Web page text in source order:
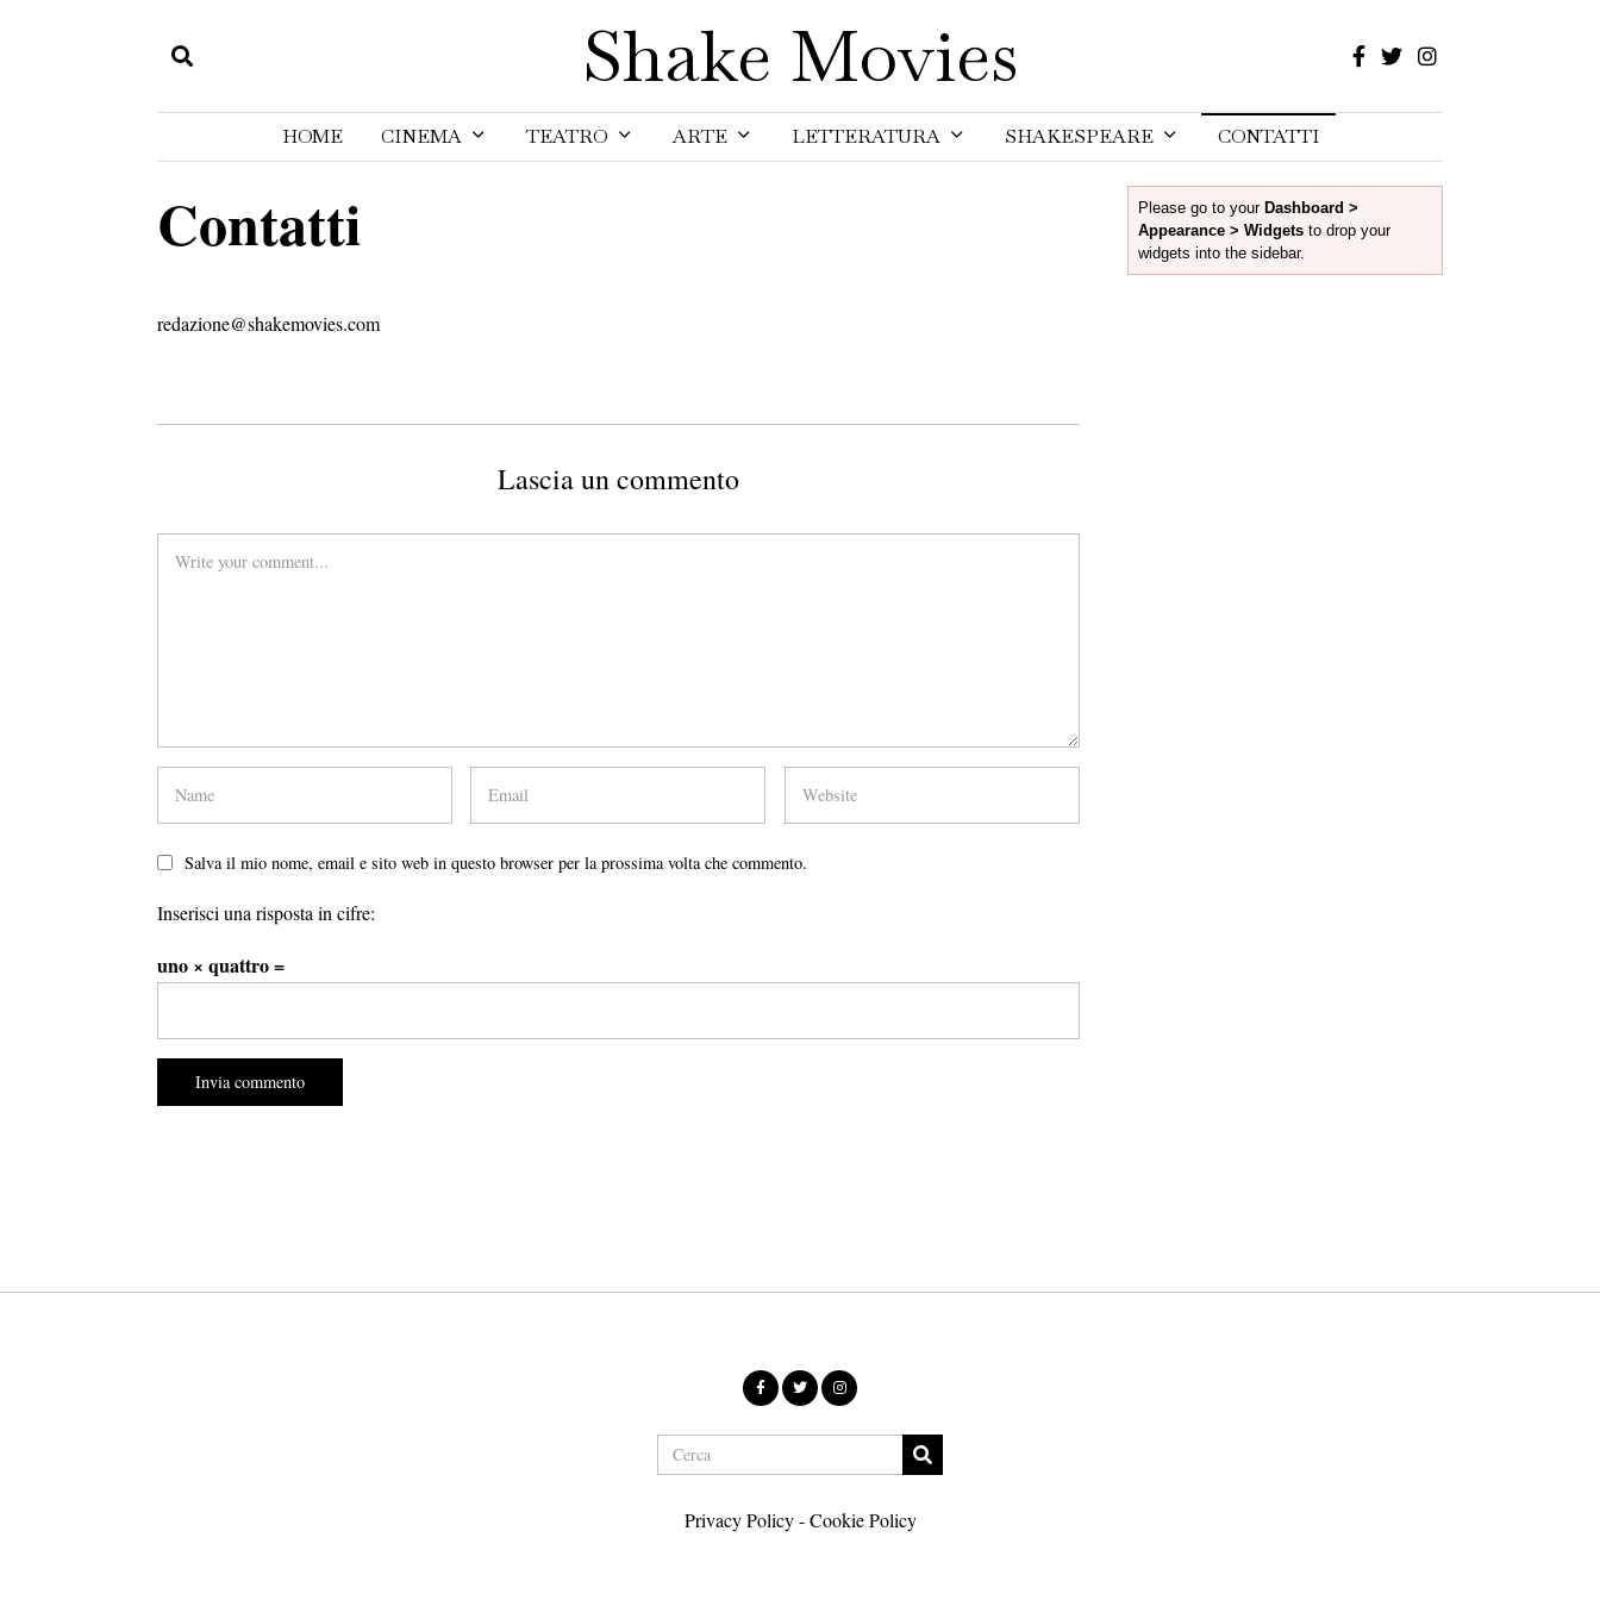
Shake Movies
HOME CINEMA TEATRO ARTE LETTERATURA SHAKESPEARE CONTATTI
Contatti
redazione@shakemovies.com
Lascia un commento
Salva il mio nome, email e sito web in questo browser per la prossima volta che commento.
Inserisci una risposta in cifre:
uno × quattro =
Please go to your Dashboard >
Appearance > Widgetsto drop your
widgets into the sidebar.
Privacy Policy-Cookie Policy